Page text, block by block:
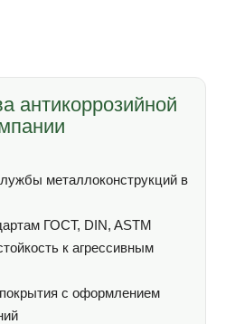
антикоррозийной
металлоконструкций в
ГОСТ, DIN, ASTM
к агрессивным
с оформлением